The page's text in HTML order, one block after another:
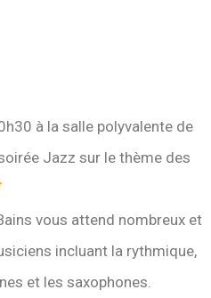
à la salle polyvalente de
Jazz sur le thème des
vous attend nombreux et
incluant la rythmique,
et les saxophones.